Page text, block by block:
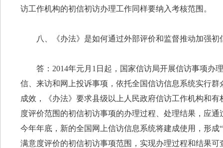
访工作机构的初信初访办理工作同样要纳入考核范围。
八、《办法》是如何通过外部评价和监督推动加强初
答：2014年元月1日起，国家信访局开展信访事项办
信、来访和网上投诉事项，依托全国信访信息系统实行
成效，《办法》要求县级以上人民政府信访工作机构和
度评价范围的初信初访事项的办理过程、处理结果，应
今年年底，新的全国网上信访信息系统将建成使用，形
满意度评价的初信初访事项范围，实现办理过程和结果